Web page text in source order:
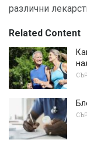
различни
Related Content